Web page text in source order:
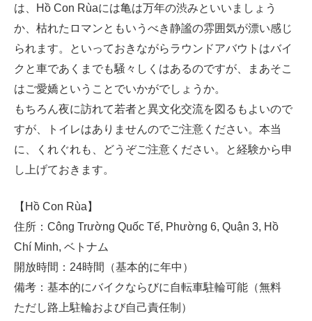
は、Hồ Con Rùaには亀は万年の渋みといいましょう
か、枯れたロマンともいうべき静謐の雰囲気が漂い感じ
られます。といっておきながらラウンドアバウトはバイ
クと車であくまでも騒々しくはあるのですが、まあそこ
はご愛嬌ということでいかがでしょうか。
もちろん夜に訪れて若者と異文化交流を図るもよいので
すが、トイレはありませんのでご注意ください。本当
に、くれぐれも、どうぞご注意ください。と経験から申
し上げておきます。
【Hồ Con Rùa】
住所：Công Trường Quốc Tế, Phường 6, Quận 3, Hồ
Chí Minh, ベトナム
開放時間：24時間（基本的に年中）
備考：基本的にバイクならびに自転車駐輪可能（無料
ただし路上駐輪および自己責任制）